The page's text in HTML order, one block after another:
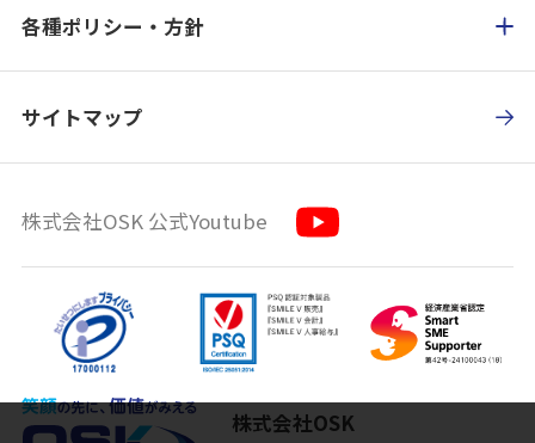
各種ポリシー・方針
サイトマップ
株式会社OSK 公式Youtube
株式会社OSK